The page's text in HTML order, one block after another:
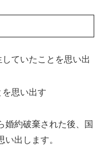
ていたことを思い出
思い出す
婚約破棄された後、国
出します。